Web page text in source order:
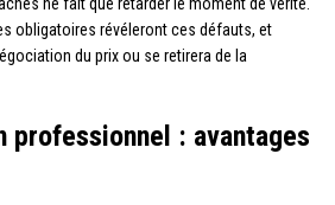
ne fait que retarder le moment de vérité.
obligatoires révéleront ces défauts, et
du prix ou se retirera de la
professionnel : avantages